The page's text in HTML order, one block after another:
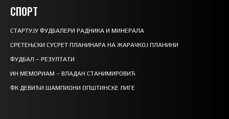
СПОРТ
СТАРТУЈУ ФУДБАЛЕРИ РАДНИКА И МИНЕРАЛА
СРЕТЕЊСКИ СУСРЕТ ПЛАНИНАРА НА ЖАРАЧКОЈ ПЛАНИНИ
ФУДБАЛ – РЕЗУЛТАТИ
ИН МЕМОРИАМ – ВЛАДАН СТАНИМИРОВИЋ
ФК ДЕВИЋИ ШАМПИОНИ ОПШТИНСКЕ ЛИГЕ